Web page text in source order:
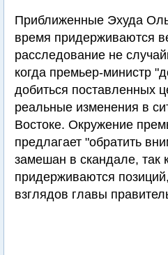
Приближенные Эхуда
время придерживаются
расследование не
когда премьер-министр
добиться поставленных
реальные изменения в
Востоке. Окружение
предлагает "обратить
замешан в скандале, так
придерживаются
взглядов главы